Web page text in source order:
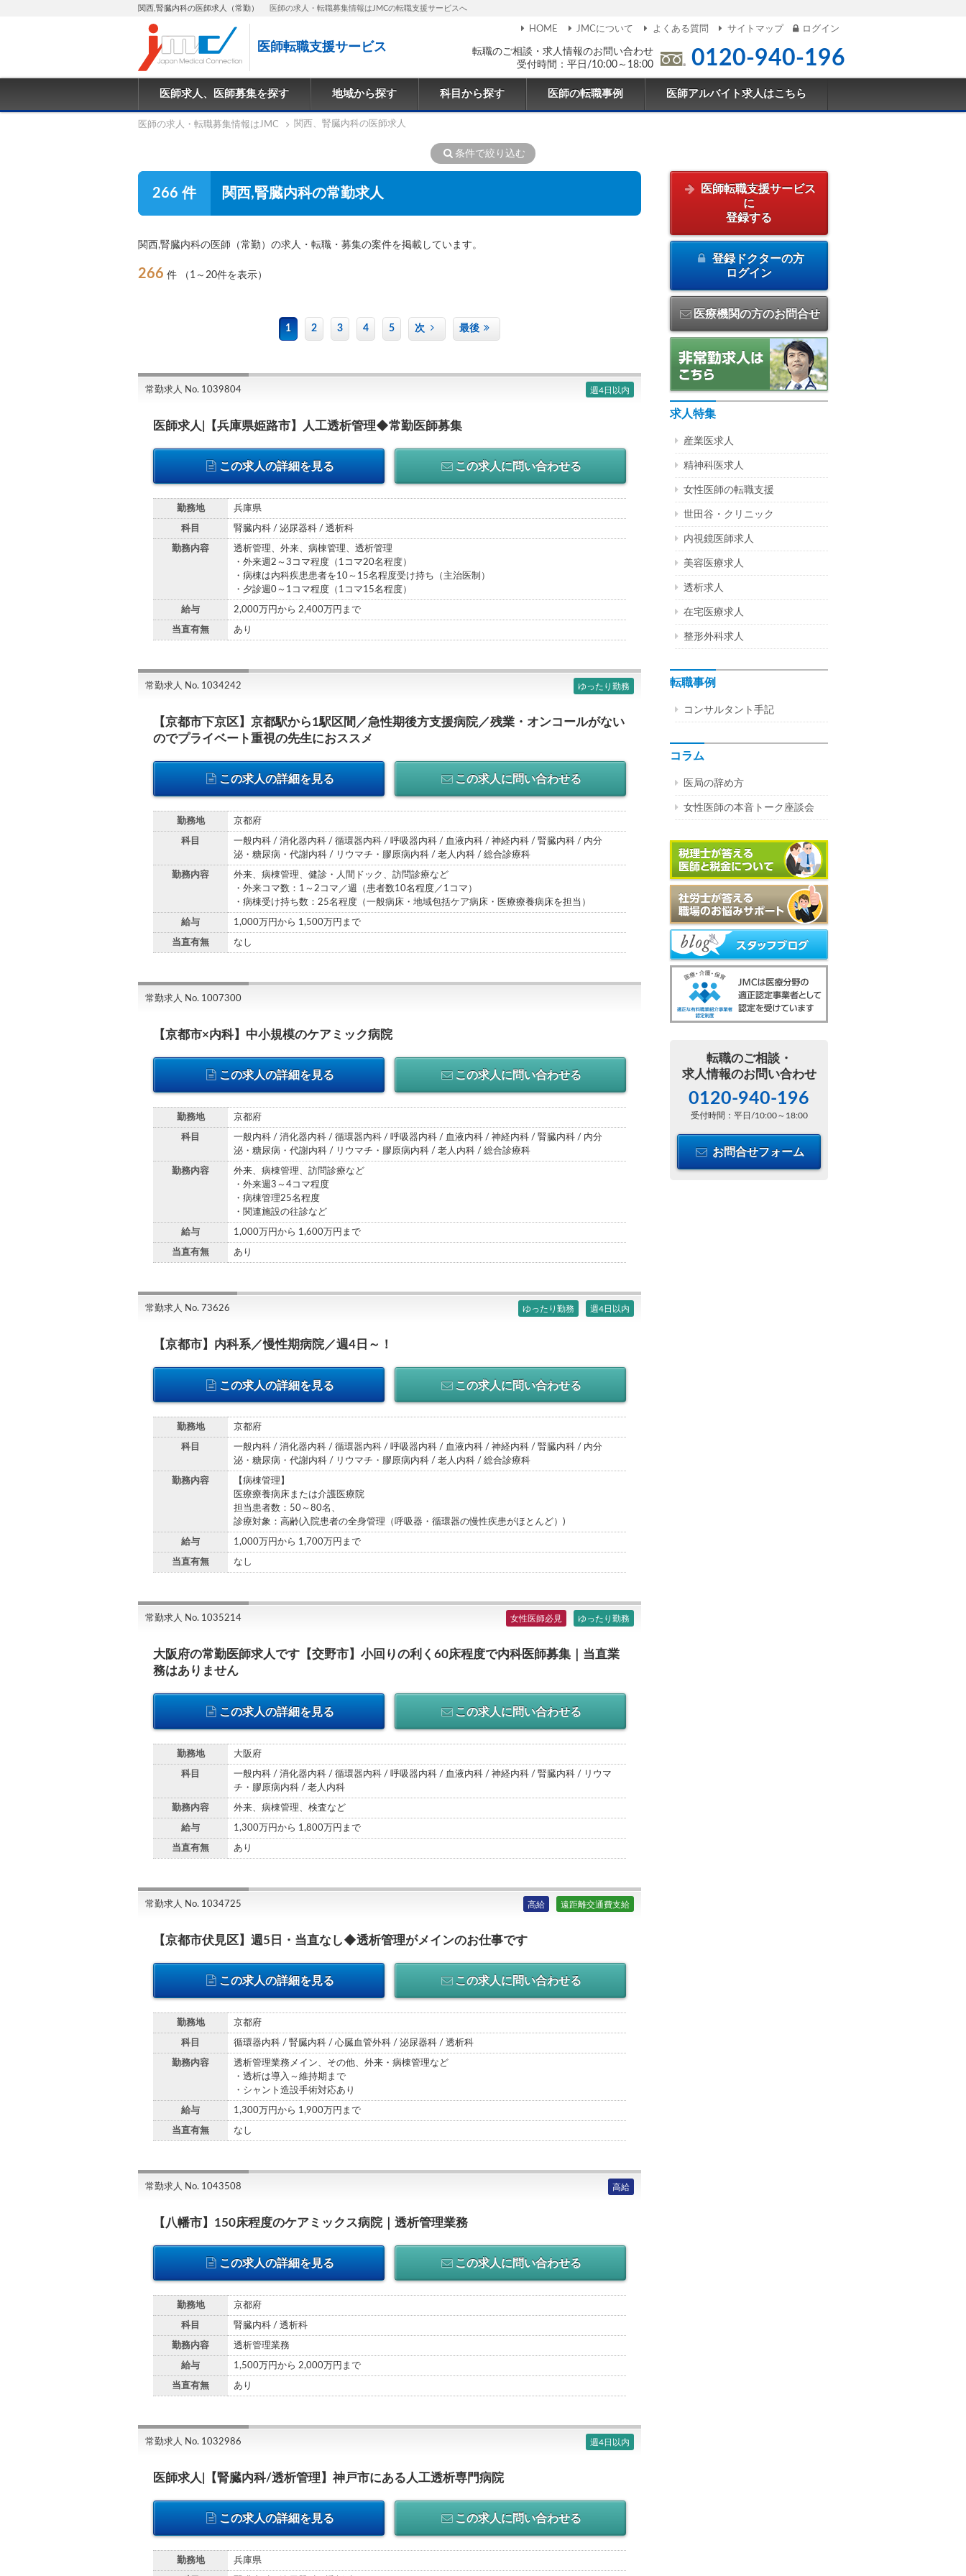
関西,腎臓内科の医師求人（常勤） 医師の求人・転職募集情報はJMCの転職支援サービスへ
医師転職支援サービス
転職のご相談・求人情報のお問い合わせ
受付時間：平日/10:00～18:00
0120-940-196
HOME JMCについて よくある質問 サイトマップ ログイン
医師求人、医師募集を探す 地域から探す 科目から探す 医師の転職事例 医師アルバイト求人はこちら
医師の求人・転職募集情報はJMC 関西、腎臓内科の医師求人
条件で絞り込む
266 件 関西,腎臓内科の常勤求人
関西,腎臓内科の医師（常勤）の求人・転職・募集の案件を掲載しています。
266 件 （1～20件を表示）
1 2 3 4 5 次 最後
常勤求人 No. 1039804 週4日以内
医師求人|【兵庫県姫路市】人工透析管理◆常勤医師募集
この求人の詳細を見る この求人に問い合わせる
勤務地 兵庫県
科目 腎臓内科 / 泌尿器科 / 透析科
勤務内容
透析管理、外来、病棟管理、透析管理
・外来週2～3コマ程度（1コマ20名程度）
・病棟は内科疾患患者を10～15名程度受け持ち（主治医制）
・夕診週0～1コマ程度（1コマ15名程度）
給与 2,000万円から 2,400万円まで
当直有無 あり
常勤求人 No. 1034242 ゆったり勤務
【京都市下京区】京都駅から1駅区間／急性期後方支援病院／残業・オンコールがない
のでプライベート重視の先生におススメ
この求人の詳細を見る この求人に問い合わせる
勤務地 京都府
科目
一般内科 / 消化器内科 / 循環器内科 / 呼吸器内科 / 血液内科 / 神経内科 / 腎臓内科 / 内分
泌・糖尿病・代謝内科 / リウマチ・膠原病内科 / 老人内科 / 総合診療科
勤務内容
外来、病棟管理、健診・人間ドック、訪問診療など
・外来コマ数：1～2コマ／週（患者数10名程度／1コマ）
・病棟受け持ち数：25名程度（一般病床・地域包括ケア病床・医療療養病床を担当）
給与 1,000万円から 1,500万円まで
当直有無 なし
常勤求人 No. 1007300
【京都市×内科】中小規模のケアミック病院
この求人の詳細を見る この求人に問い合わせる
勤務地 京都府
科目
一般内科 / 消化器内科 / 循環器内科 / 呼吸器内科 / 血液内科 / 神経内科 / 腎臓内科 / 内分
泌・糖尿病・代謝内科 / リウマチ・膠原病内科 / 老人内科 / 総合診療科
勤務内容
外来、病棟管理、訪問診療など
・外来週3～4コマ程度
・病棟管理25名程度
・関連施設の往診など
給与 1,000万円から 1,600万円まで
当直有無 あり
常勤求人 No. 73626 ゆったり勤務 週4日以内
【京都市】内科系／慢性期病院／週4日～！
この求人の詳細を見る この求人に問い合わせる
勤務地 京都府
科目
一般内科 / 消化器内科 / 循環器内科 / 呼吸器内科 / 血液内科 / 神経内科 / 腎臓内科 / 内分
泌・糖尿病・代謝内科 / リウマチ・膠原病内科 / 老人内科 / 総合診療科
勤務内容
【病棟管理】
医療療養病床または介護医療院
担当患者数：50～80名、
診療対象：高齢(入院患者の全身管理（呼吸器・循環器の慢性疾患がほとんど）)
給与 1,000万円から 1,700万円まで
当直有無 なし
常勤求人 No. 1035214 女性医師必見 ゆったり勤務
大阪府の常勤医師求人です【交野市】小回りの利く60床程度で内科医師募集｜当直業
務はありません
この求人の詳細を見る この求人に問い合わせる
勤務地 大阪府
科目
一般内科 / 消化器内科 / 循環器内科 / 呼吸器内科 / 血液内科 / 神経内科 / 腎臓内科 / リウマ
チ・膠原病内科 / 老人内科
勤務内容 外来、病棟管理、検査など
給与 1,300万円から 1,800万円まで
当直有無 あり
常勤求人 No. 1034725 高給 遠距離交通費支給
【京都市伏見区】週5日・当直なし◆透析管理がメインのお仕事です
この求人の詳細を見る この求人に問い合わせる
勤務地 京都府
科目 循環器内科 / 腎臓内科 / 心臓血管外科 / 泌尿器科 / 透析科
勤務内容
透析管理業務メイン、その他、外来・病棟管理など
・透析は導入～維持期まで
・シャント造設手術対応あり
給与 1,300万円から 1,900万円まで
当直有無 なし
常勤求人 No. 1043508 高給
【八幡市】150床程度のケアミックス病院｜透析管理業務
この求人の詳細を見る この求人に問い合わせる
勤務地 京都府
科目 腎臓内科 / 透析科
勤務内容 透析管理業務
給与 1,500万円から 2,000万円まで
当直有無 あり
常勤求人 No. 1032986 週4日以内
医師求人|【腎臓内科/透析管理】神戸市にある人工透析専門病院
この求人の詳細を見る この求人に問い合わせる
勤務地 兵庫県
医師転職支援サービス
に
登録する
登録ドクターの方
ログイン
医療機関の方のお問合せ
求人特集
産業医求人
精神科医求人
女性医師の転職支援
世田谷・クリニック
内視鏡医師求人
美容医療求人
透析求人
在宅医療求人
整形外科求人
転職事例
コンサルタント手記
コラム
医局の辞め方
女性医師の本音トーク座談会
転職のご相談・
求人情報のお問い合わせ
0120-940-196
受付時間：平日/10:00～18:00
お問合せフォーム